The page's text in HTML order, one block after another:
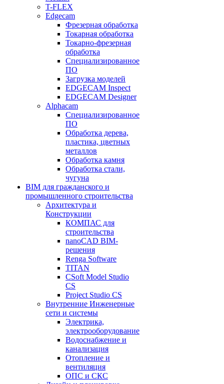
T-FLEX
Edgecam
Фрезерная обработка
Токарная обработка
Токарно-фрезерная
обработка
Специализированное
ПО
Загрузка моделей
EDGECAM Inspect
EDGECAM Designer
Alphacam
Специализированное
ПО
Обработка дерева,
пластика, цветных
металлов
Обработка камня
Обработка стали,
чугуна
BIM для гражданского и
промышленного строительства
Архитектура и
Конструкции
КОМПАС для
строительства
nanoCAD BIM-
решения
Renga Software
TITAN
CSoft Model Studio
CS
Project Studio CS
Внутренние Инженерные
сети и системы
Электрика,
электрооборудование
Водоснабжение и
канализация
Отопление и
вентиляция
ОПС и СКС